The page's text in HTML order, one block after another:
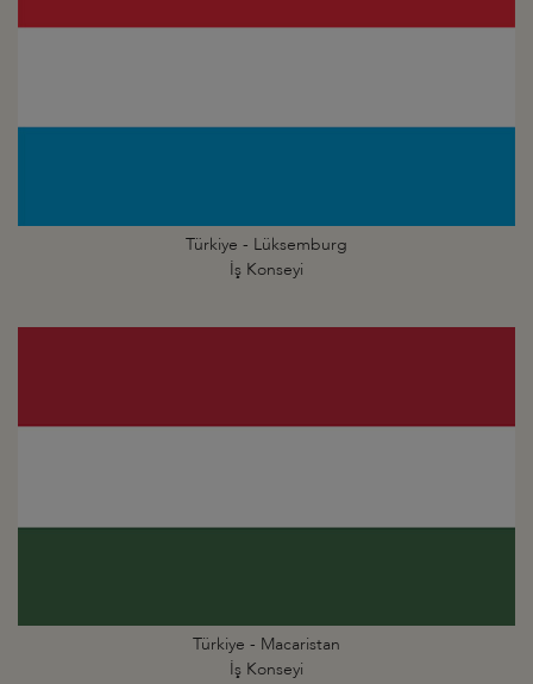
Türkiye - Lüksemburg
İş Konseyi
Türkiye - Macaristan
İş Konseyi